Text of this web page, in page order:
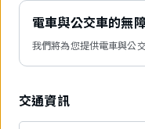
電車與公交車的無
我們將為您提供電車與公
交通資訊